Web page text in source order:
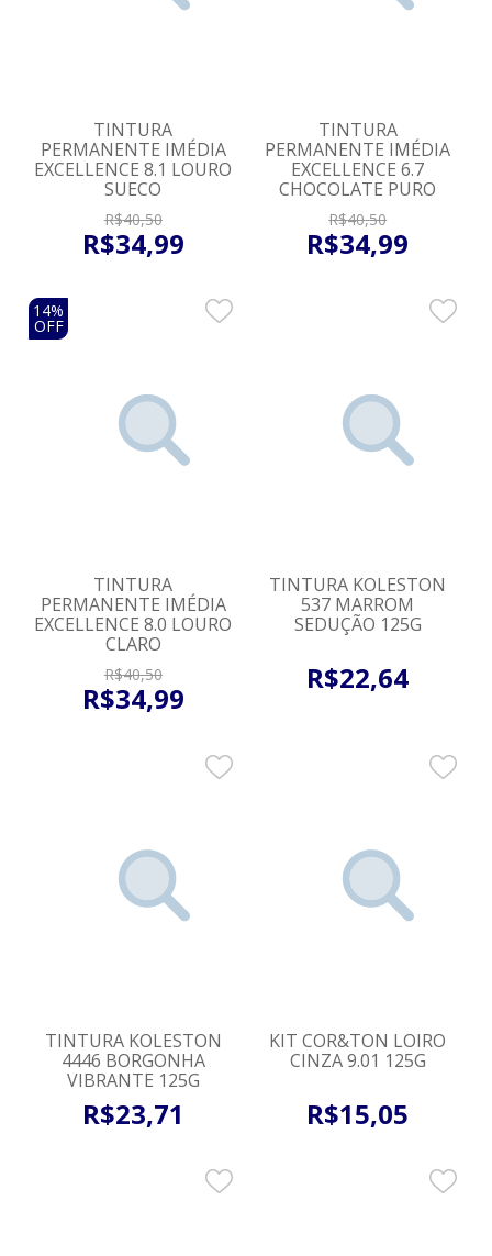
TINTURA
PERMANENTE IMÉDIA
EXCELLENCE 8.1 LOURO
SUECO
R$40,50
R$34,99
TINTURA
PERMANENTE IMÉDIA
EXCELLENCE 6.7
CHOCOLATE PURO
R$40,50
R$34,99
14%
OFF
TINTURA
PERMANENTE IMÉDIA
EXCELLENCE 8.0 LOURO
CLARO
R$40,50
R$34,99
TINTURA KOLESTON
537 MARROM
SEDUÇÃO 125G
R$22,64
TINTURA KOLESTON
4446 BORGONHA
VIBRANTE 125G
R$23,71
KIT COR&TON LOIRO
CINZA 9.01 125G
R$15,05